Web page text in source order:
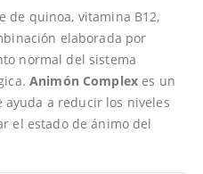
de quinoa, vitamina B12,
elaborada por
normal del sistema
Animón Complex es un
a reducir los niveles
el estado de ánimo del